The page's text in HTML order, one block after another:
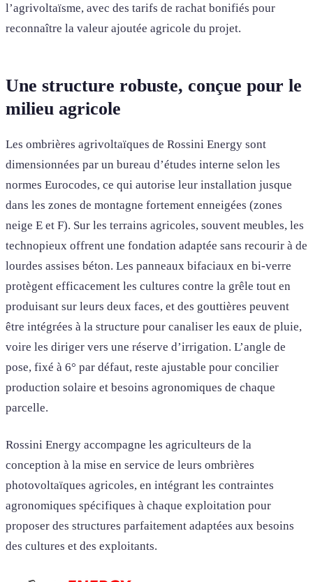
l’agrivoltaïsme, avec des tarifs de rachat bonifiés pour
reconnaître la valeur ajoutée agricole du projet.
Une structure robuste, conçue pour le
milieu agricole
Les ombrières agrivoltaïques de Rossini Energy sont
dimensionnées par un bureau d’études interne selon les
normes Eurocodes, ce qui autorise leur installation jusque
dans les zones de montagne fortement enneigées (zones
neige E et F). Sur les terrains agricoles, souvent meubles, les
technopieux offrent une fondation adaptée sans recourir à de
lourdes assises béton. Les panneaux bifaciaux en bi-verre
protègent efficacement les cultures contre la grêle tout en
produisant sur leurs deux faces, et des gouttières peuvent
être intégrées à la structure pour canaliser les eaux de pluie,
voire les diriger vers une réserve d’irrigation. L’angle de
pose, fixé à 6° par défaut, reste ajustable pour concilier
production solaire et besoins agronomiques de chaque
parcelle.
Rossini Energy accompagne les agriculteurs de la
conception à la mise en service de leurs ombrières
photovoltaïques agricoles, en intégrant les contraintes
agronomiques spécifiques à chaque exploitation pour
proposer des structures parfaitement adaptées aux besoins
des cultures et des exploitants.